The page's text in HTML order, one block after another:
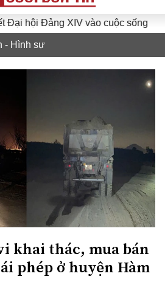
Đảng XIV vào cuộc sống
- Hình sự
khai thác, mua bán
phép ở huyện Hàm